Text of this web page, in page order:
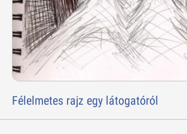
Félelmetes rajz egy látogatóról